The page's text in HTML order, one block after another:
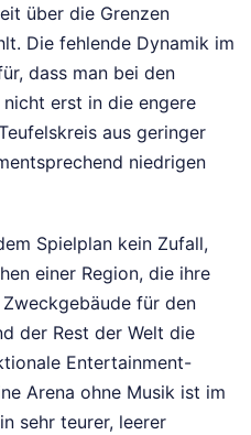
über die Grenzen
Die fehlende Dynamik im
dass man bei den
erst in die engere
aus geringer
niedrigen
Spielplan kein Zufall,
einer Region, die ihre
für den
der Rest der Welt die
Entertainment-
Arena ohne Musik ist im
sehr teurer, leerer